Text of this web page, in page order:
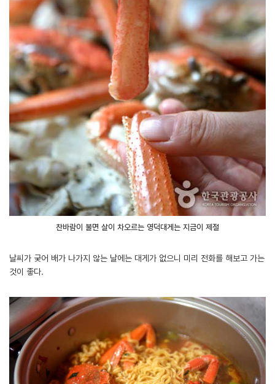
찬바람이 불면 살이 차오르는 영덕대게는 지금이 제철
날씨가 궂어 배가 나가지 않는 날에는 대게가 없으니 미리 전화를 해보고 가는
것이 좋다.